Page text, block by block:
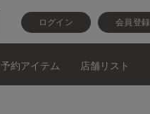
ログイン 会員登録
予約アイテム 店舗リスト